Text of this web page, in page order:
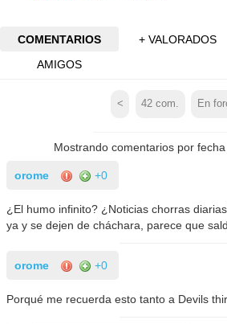
COMENTARIOS
+ VALORADOS
AMIGOS
< 42 com. En
Mostrando comentarios por
orome +0
¿El humo infinito? ¿Noticias chorras
ya y se dejen de cháchara, parece que
orome +0
Porqué me recuerda esto tanto a Devils